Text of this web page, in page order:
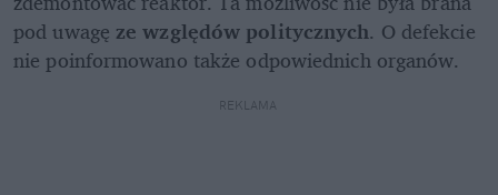
pod uwagę ze względów politycznych. O defekcie
nie poinformowano także odpowiednich organów.
REKLAMA